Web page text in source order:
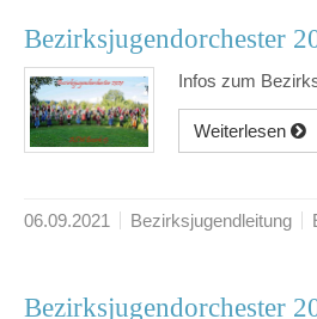
Bezirksjugendorchester
Infos zum
Weiterlesen
06.09.2021 Bezirksjugendleitung
Bezirksjugendorchester